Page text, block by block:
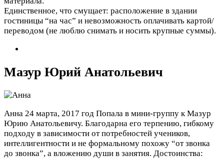
Единственное, что смущает: расположение в здании
гостиницы “на час” и невозможность оплачивать картой/
переводом (не люблю снимать и носить крупные суммы).
Мазур Юрий Анатольевич
Анна 24 марта, 2017 год Попала в мини-группу к Мазур
Юрию Анатольевичу. Благодарна его терпению, гибкому
подходу в зависимости от потребностей учеников,
интеллигентности и не формальному похожу “от звонка
до звонка”, а вложению души в занятия. Достоинства: